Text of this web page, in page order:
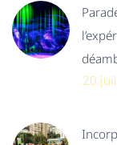
20